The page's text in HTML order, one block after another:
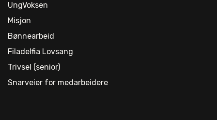
UngVoksen
Misjon
Bønnearbeid
Filadelfia Lovsang
Trivsel (senior)
Snarveier for medarbeidere